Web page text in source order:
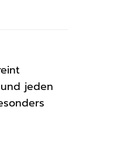
jeden